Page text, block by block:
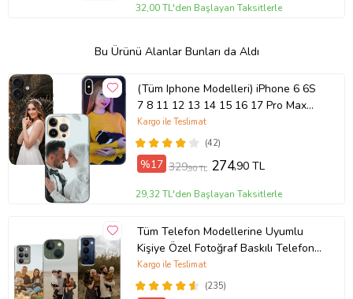
32,00 TL'den Başlayan Taksitlerle
Bu Ürünü Alanlar Bunları da Aldı
(Tüm Iphone Modelleri) iPhone 6 6S
7 8 11 12 13 14 15 16 17 Pro Max
Plus Mini Kişiye Özel Resimli
Fotoğraflı Kılıf(42)
Kargo ile Teslimat
%17 329,90 TL 274,90 TL
29,32 TL'den Başlayan Taksitlerle
Tüm Telefon Modellerine Uyumlu
Kişiye Özel Fotoğraf Baskılı Telefon
Kılıfı
(235)
Kargo ile Teslimat